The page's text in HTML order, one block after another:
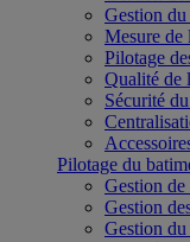
Gestion
Mesure de
Pilotage
Qualité de
Sécurité
Pilotage du
Gestion
Gestion
Gestion